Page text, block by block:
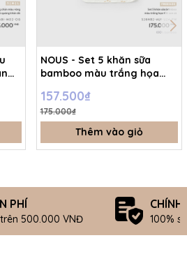
NOUS - Set 5 khăn sữa
bamboo màu trắng họa
157.500₫
175.000₫
Thêm vào giỏ
PHÍ
500.000 VNĐ
CHÍNH
100%